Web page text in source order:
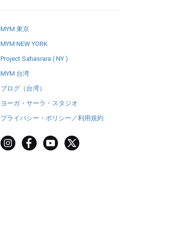
MYM 東京
MYM NEW YORK
Project Sahasrara ( NY )
MYM 台湾
ブログ（台湾）
ヨーガ・サーラ・スタジオ
プライバシー・ポリシー／利用規約